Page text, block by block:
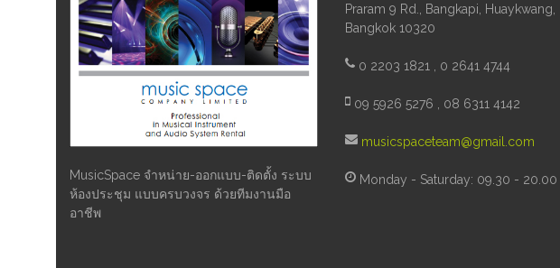
MusicSpace จำหน่าย-ออกแบบ-ติดตั้ง ระบบ
ห้องประชุม แบบครบวงจร ด้วยทีมงานมือ
อาชีพ
Praram 9 Rd., Bangkapi, Huaykwang,
Bangkok 10320
0 2203 1821 , 0 2641 4744
09 5926 5276 , 08 6311 4142
musicspaceteam@gmail.com
Monday - Saturday: 09.30 - 20.00